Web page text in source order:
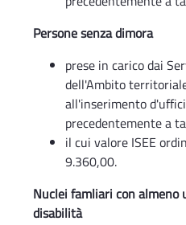
Persone senza dimora
prese in carico dai
dell'Ambito
all'inserimento
precedentemente a
il cui valore ISEE
9.360,00.
Nuclei famliari con almeno
disabilità